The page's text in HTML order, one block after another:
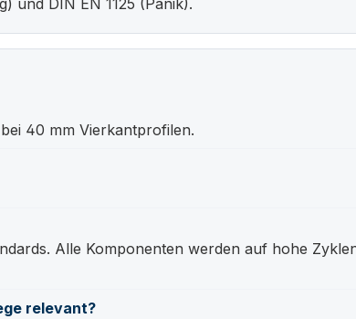
40 mm Vierkantprofilen.
Alle Komponenten werden auf hohe
relevant?